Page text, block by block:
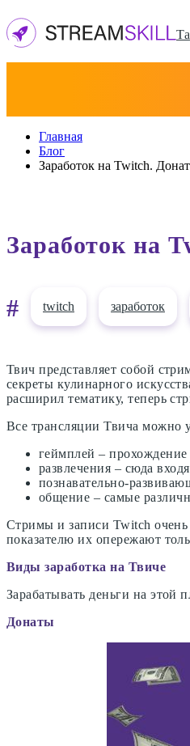
Главная
Блог
Заработок на Twitch.
Заработок на
# twitch заработок
Твич представляет собой
секреты кулинарного
расширил тематику, теперь
Все трансляции Твича можно
геймплей –
развлечения – сюда
познавательно-
общение – самые
Стримы и записи Twitch очень
показателю их опережают
Виды заработка на Твиче
Зарабатывать деньги на
Донаты